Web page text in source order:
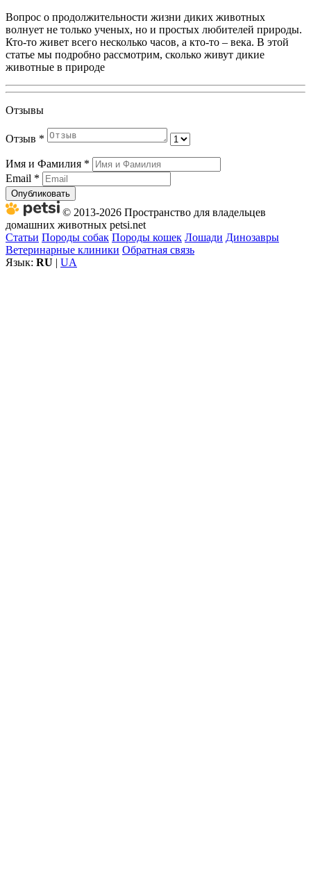
Вопрос о продолжительности жизни диких животных
волнует не только ученых, но и простых любителей природы.
Кто-то живет всего несколько часов, а кто-то – века. В этой
статье мы подробно рассмотрим, сколько живут дикие
животные в природе
Отзывы
Отзыв *
Имя и Фамилия *
Email *
Опубликовать
© 2013-2026 Пространство для владельцев
домашних животных petsi.net
Статьи Породы собак Породы кошек Лошади Динозавры
Ветеринарные клиники Обратная связь
Язык: RU | UA